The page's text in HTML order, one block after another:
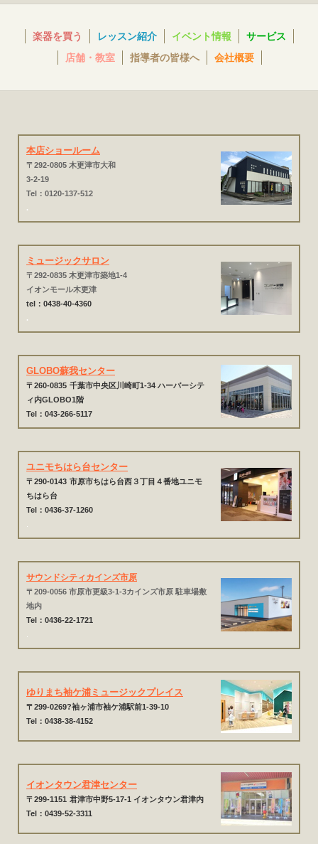
楽器を買う レッスン紹介 イベント情報
サービス
店舗・教室
指導者の皆様へ 会社概要
本店ショールーム
〒292-0805 木更津市大和
3-2-19
Tel：0120-137-512
.
ミュージックサロン
〒292-0835 木更津市築地1-4
イオンモール木更津
tel：0438-40-4360
.
GLOBO蘇我センター
〒260-0835 千葉市中央区川崎町1-34 ハーバーシテ
ィ内GLOBO1階
Tel：043-266-5117
ユニモちはら台センター
〒290-0143 市原市ちはら台西３丁目４番地ユニモ
ちはら台
Tel：0436-37-1260
サウンドシティカインズ市原
〒209-0056 市原市更級3-1-3カインズ市原 駐車場敷
地内
Tel：0436-22-1721
ゆりまち袖ケ浦ミュージックプレイス
〒299-0269?袖ヶ浦市袖ケ浦駅前1-39-10
Tel：0438-38-4152
イオンタウン君津センター
〒299-1151 君津市中野5-17-1 イオンタウン君津内
Tel：0439-52-3311